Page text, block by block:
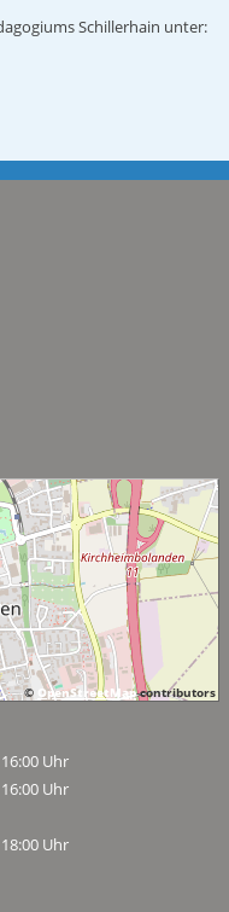
Schillerhain unter:
© OpenStreetMapcontributors
Uhr
Uhr
Uhr